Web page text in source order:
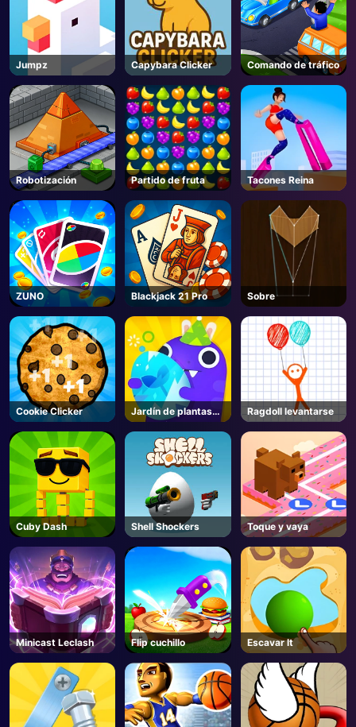
AD
Jumpz Capybara Clicker Comando de tráfico
Robotización Partido de fruta Tacones Reina
ZUNO Blackjack 21 Pro Sobre
Cookie Clicker
Jardín de plantas
de bolsillo
Ragdoll levantarse
Cuby Dash Shell Shockers Toque y vaya
Minicast Leclash Flip cuchillo Escavar lt